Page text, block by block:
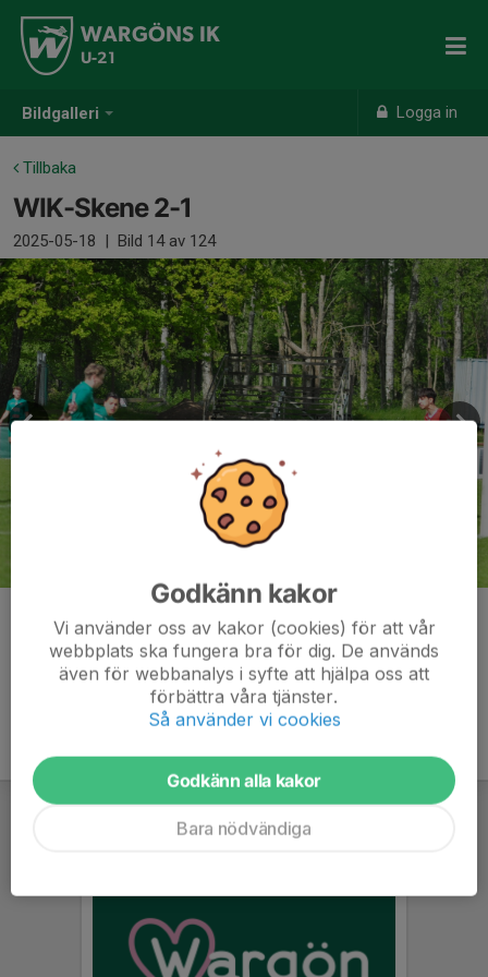
Bildgalleri Logga in
WARGÖNS IK
U-21
Tillbaka
WIK-Skene 2-1
2025-05-18 | Bild 14av 124
Kommentarer
Godkänn kakor
Vi använder oss av kakor (cookies) för att vår
webbplats ska fungera bra för dig. De används
även för webbanalys i syfte att hjälpa oss att
förbättra våra tjänster.
Så använder vi cookies
Godkänn alla kakor
Bara nödvändiga